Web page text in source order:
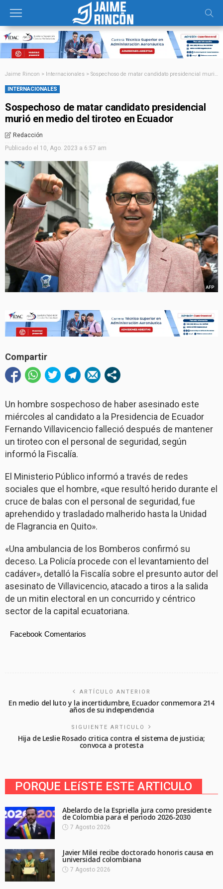
Jaime Rincon > Internacionales > Sospechoso de matar candidato presidencial murió en medio del tiroteo en Ecuador
INTERNACIONALES
Sospechoso de matar candidato presidencial
murió en medio del tiroteo en Ecuador
Redacción
Publicado el 10, Ago. 2023 a 6:57 am
Compartir
Un hombre sospechoso de haber asesinado este
miércoles al candidato a la Presidencia de Ecuador
Fernando Villavicencio falleció después de mantener
un tiroteo con el personal de seguridad, según
informó la Fiscalía.
El Ministerio Público informó a través de redes
sociales que el hombre, «que resultó herido durante el
cruce de balas con el personal de seguridad, fue
aprehendido y trasladado malherido hasta la Unidad
de Flagrancia en Quito».
«Una ambulancia de los Bomberos confirmó su
deceso. La Policía procede con el levantamiento del
cadáver», detalló la Fiscalía sobre el presunto autor del
asesinato de Villavicencio, atacado a tiros a la salida
de un mitin electoral en un concurrido y céntrico
sector de la capital ecuatoriana.
Facebook Comentarios
ARTÍCULO ANTERIOR
En medio del luto y la incertidumbre, Ecuador conmemora 214
años de su independencia
SIGUIENTE ARTICULO
Hija de Leslie Rosado critica contra el sistema de justicia;
convoca a protesta
PORQUE LEíSTE ESTE ARTICULO
Abelardo de la Espriella jura como presidente
de Colombia para el periodo 2026-2030
7 Agosto 2026
Javier Milei recibe doctorado honoris causa en
universidad colombiana
7 Agosto 2026